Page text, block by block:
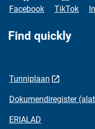
Facebook TikTok
Find quickly
Tunniplaan
Dokumendiregister
ERIALAD